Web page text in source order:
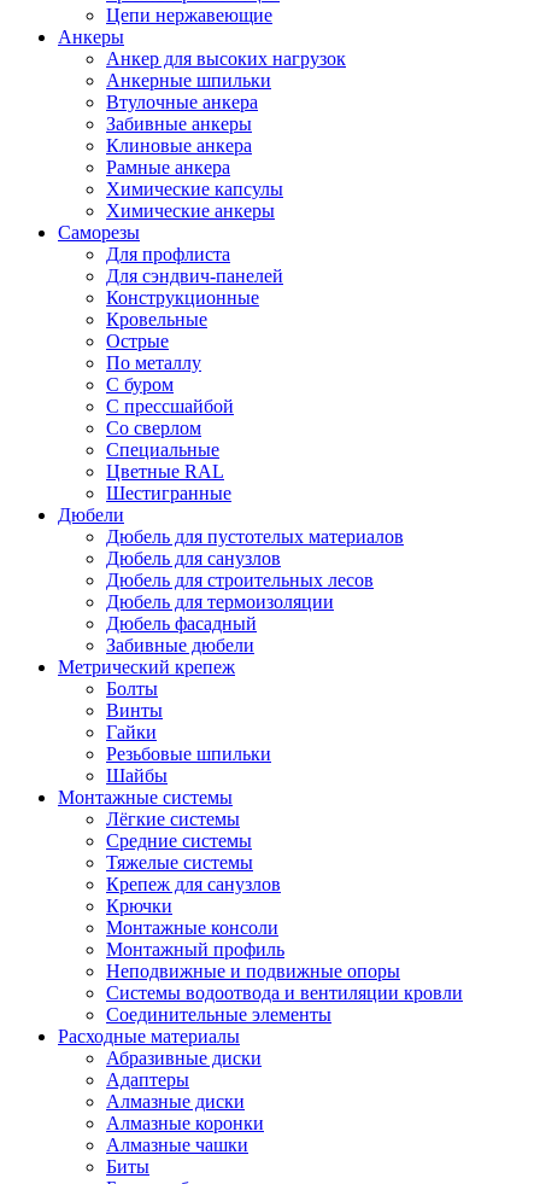
Цепи нержавеющие
Анкеры
Анкер для высоких нагрузок
Анкерные шпильки
Втулочные анкера
Забивные анкеры
Клиновые анкера
Рамные анкера
Химические капсулы
Химические анкеры
Саморезы
Для профлиста
Для сэндвич-панелей
Конструкционные
Кровельные
Острые
По металлу
С буром
С прессшайбой
Со сверлом
Специальные
Цветные RAL
Шестигранные
Дюбели
Дюбель для пустотелых материалов
Дюбель для санузлов
Дюбель для строительных лесов
Дюбель для термоизоляции
Дюбель фасадный
Забивные дюбели
Метрический крепеж
Болты
Винты
Гайки
Резьбовые шпильки
Шайбы
Монтажные системы
Лёгкие системы
Средние системы
Тяжелые системы
Крепеж для санузлов
Крючки
Монтажные консоли
Монтажный профиль
Неподвижные и подвижные опоры
Системы водоотвода и вентиляции кровли
Соединительные элементы
Расходные материалы
Абразивные диски
Адаптеры
Алмазные диски
Алмазные коронки
Алмазные чашки
Биты